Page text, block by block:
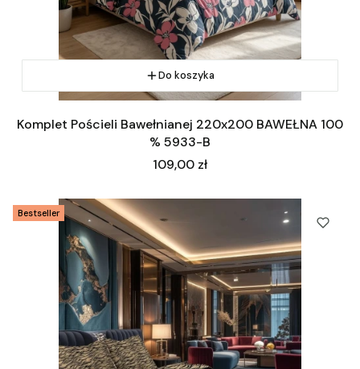
Do koszyka
Komplet Pościeli Bawełnianej 220x200 BAWEŁNA 100
% 5933-B
Cena
109,00 zł
Bestseller